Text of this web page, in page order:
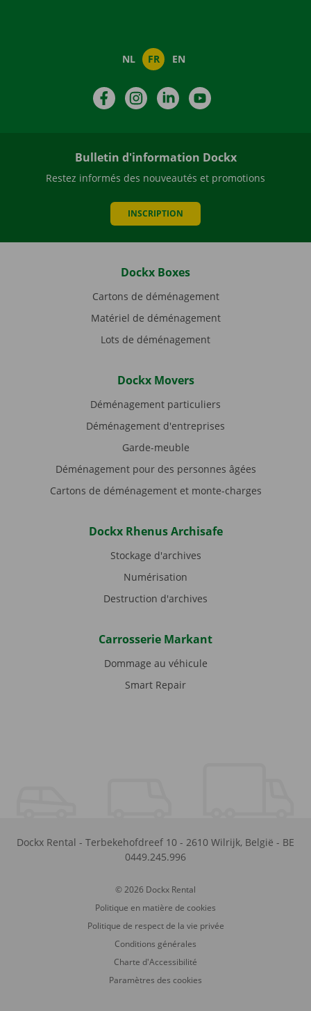
NL FR EN
FacebookInstagramLinkedIn
Bulletin d'information Dockx
Restez informés des nouveautés et promotions
INSCRIPTION
Dockx Boxes
Cartons de déménagement
Matériel de déménagement
Lots de déménagement
Dockx Movers
Déménagement particuliers
Déménagement d'entreprises
Garde-meuble
Déménagement pour des personnes âgées
Cartons de déménagement et monte-charges
Dockx Rhenus Archisafe
Stockage d'archives
Numérisation
Destruction d'archives
Carrosserie Markant
Dommage au véhicule
Smart Repair
Dockx Rental - Terbekehofdreef 10 - 2610 Wilrijk, België - BE
0449.245.996
© 2026 Dockx Rental
Politique en matière de cookies
Politique de respect de la vie privée
Conditions générales
Charte d'Accessibilité
Paramètres des cookies